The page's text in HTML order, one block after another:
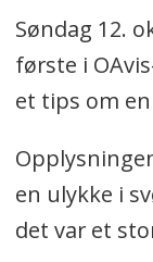
Søndag 12.
første i
et tips om
en ulykke i
det var et